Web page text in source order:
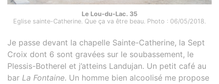
Le Lou-du-Lac. 35
Eglise sainte-Catherine. Que ça va être beau. Photo : 06/05/2018.
Je passe devant la chapelle Sainte-Catherine, la Sept
Croix dont 6 sont gravées sur le soubassement, le
Plessis-Botherel et j’atteins Landujan. Un petit café au
bar La Fontaine. Un homme bien alcoolisé me propose